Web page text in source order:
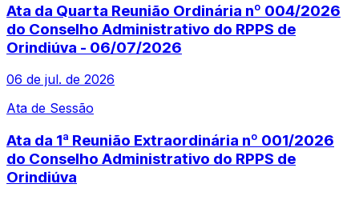
Ata da Quarta Reunião Ordinária nº 004/2026
do Conselho Administrativo do RPPS de
Orindiúva - 06/07/2026
06 de jul. de 2026
Ata de Sessão
Ata da 1ª Reunião Extraordinária nº 001/2026
do Conselho Administrativo do RPPS de
Orindiúva